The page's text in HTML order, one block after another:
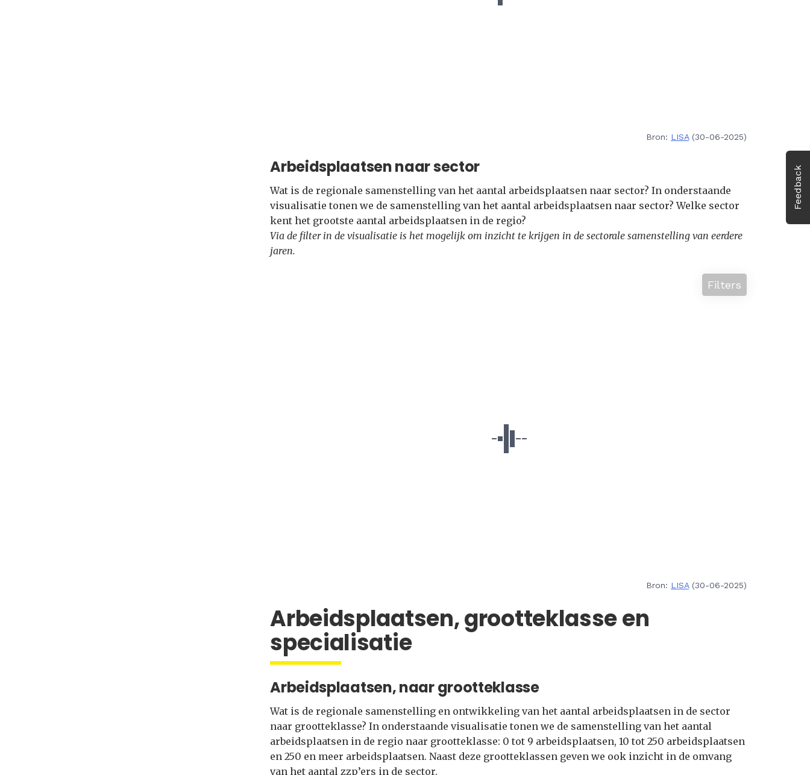
Feedback
Bron: LISA(30-06-2025)
Arbeidsplaatsen naar sector
Wat is de regionale samenstelling van het aantal arbeidsplaatsen naar sector? In onderstaande
visualisatie tonen we de samenstelling van het aantal arbeidsplaatsen naar sector? Welke sector
kent het grootste aantal arbeidsplaatsen in de regio?
Via de filter in de visualisatie is het mogelijk om inzicht te krijgen in de sectorale samenstelling van eerdere
jaren.
Filters
Bron: LISA(30-06-2025)
Arbeidsplaatsen, grootteklasse en
specialisatie
Arbeidsplaatsen, naar grootteklasse
Wat is de regionale samenstelling en ontwikkeling van het aantal arbeidsplaatsen in de sector
naar grootteklasse? In onderstaande visualisatie tonen we de samenstelling van het aantal
arbeidsplaatsen in de regio naar grootteklasse: 0 tot 9 arbeidsplaatsen, 10 tot 250 arbeidsplaatsen
en 250 en meer arbeidsplaatsen. Naast deze grootteklassen geven we ook inzicht in de omvang
van het aantal zzp’ers in de sector.